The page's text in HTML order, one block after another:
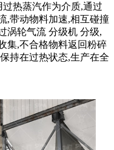
过热蒸汽作为介质,通过
,带动物料加速,相互碰撞
涡轮气流 分级机 分级,
集,不合格物料返回粉碎
持在过热状态,生产在全